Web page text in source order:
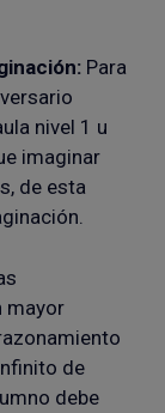
Para
nivel 1 u
imaginar
de esta
mayor
de
debe